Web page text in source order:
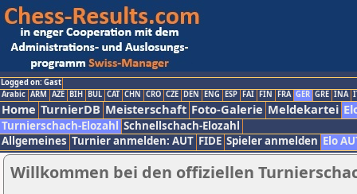
Logged on: Gast
Arabic ARM AZE BIH BUL CAT CHN CRO CZE DEN ENG ESP FAI FIN FRA GER GRE INA
Home TurnierDB Meisterschaft Foto-Galerie Meldekartei
Turnierschach-Elozahl Schnellschach-Elozahl
Allgemeines Turnier anmelden: AUT FIDE Spieler anmelden Elo
Willkommen bei den offiziellen